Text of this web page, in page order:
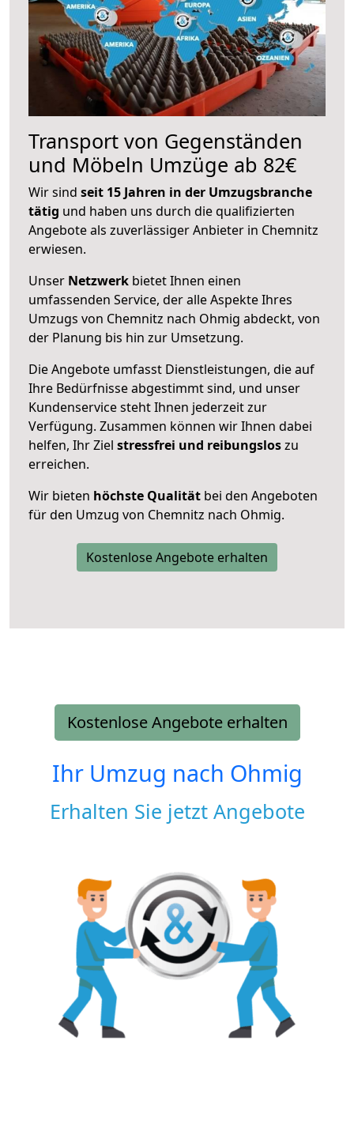
Transport von Gegenständen
und Möbeln Umzüge ab 82€
Wir sind seit 15 Jahren in der Umzugsbranche
tätig und haben uns durch die qualifizierten
Angebote als zuverlässiger Anbieter in Chemnitz
erwiesen.
Unser Netzwerk bietet Ihnen einen
umfassenden Service, der alle Aspekte Ihres
Umzugs von Chemnitz nach Ohmig abdeckt, von
der Planung bis hin zur Umsetzung.
Die Angebote umfasst Dienstleistungen, die auf
Ihre Bedürfnisse abgestimmt sind, und unser
Kundenservice steht Ihnen jederzeit zur
Verfügung. Zusammen können wir Ihnen dabei
helfen, Ihr Ziel stressfrei und reibungsloszu
erreichen.
Wir bieten höchste Qualität bei den Angeboten
für den Umzug von Chemnitz nach Ohmig.
Kostenlose Angebote erhalten
Kostenlose Angebote erhalten
Ihr Umzug nach Ohmig
Erhalten Sie jetzt Angebote